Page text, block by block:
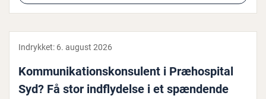
Indrykket: 6. august 2026
Kom­mu­ni­ka­tions­kon­su­lent i Præho­spi­tal
Syd? Få stor ind­fly­del­se i et spændende